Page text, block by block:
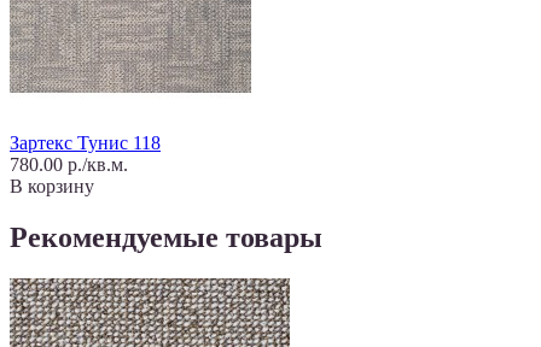
Зартекс Тунис 118
780.00 р./кв.м.
В корзину
Рекомендуемые товары